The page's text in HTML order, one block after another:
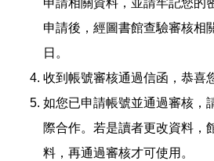
申請相關資料，並請牢記您的
申請後，經圖書館查驗審核相
日。
收到帳號審核通過信函，恭喜
如您已申請帳號並通過審核，
際合作。若是讀者更改資料，
料，再通過審核才可使用。